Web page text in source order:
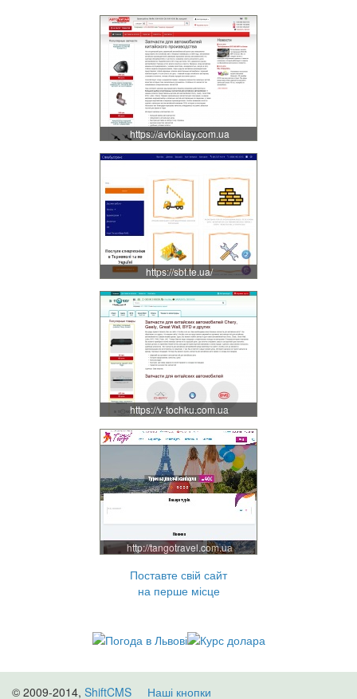
https://avtokitay.com.ua
https://sbt.te.ua/
https://v-tochku.com.ua
http://tangotravel.com.ua
Поставте свій сайт
на перше місце
© 2009-2014, ShiftCMS Наші кнопки